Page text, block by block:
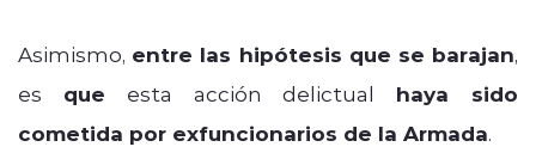
Asimismo, entre las hipótesis que se barajan,
es que esta acción delictual haya sido
cometida por exfuncionarios de la Armada.